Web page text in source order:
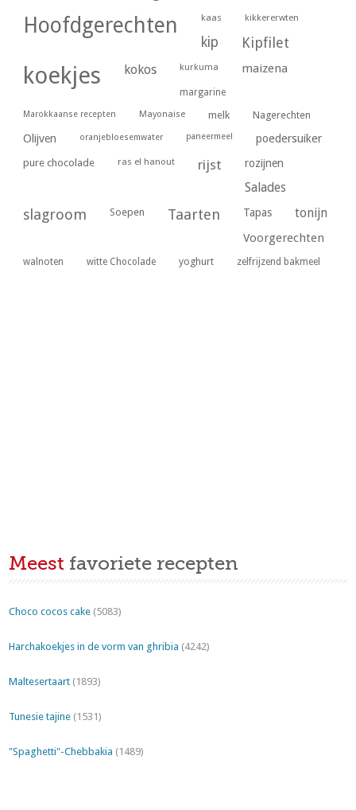
Hoofdgerechten kaas kikkererwten
kip Kipfilet
koekjes kokos kurkuma maizena
margarine
Marokkaanse recepten Mayonaise melk Nagerechten
Olijven oranjebloesemwater paneermeel poedersuiker
pure chocolade ras el hanout rijst rozijnen
Salades
slagroom Soepen Taarten Tapas tonijn
Voorgerechten
walnoten witte Chocolade yoghurt zelfrijzend bakmeel
Meest favoriete recepten
Choco cocos cake (5083)
Harchakoekjes in de vorm van ghribia (4242)
Maltesertaart (1893)
Tunesie tajine (1531)
"Spaghetti"-Chebbakia (1489)